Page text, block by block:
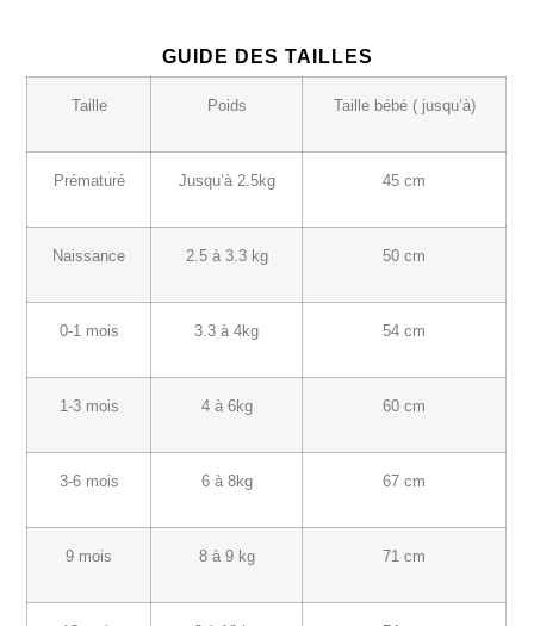
GUIDE DES TAILLES
Taille Poids Taille bébé ( jusqu’à)
Prématuré Jusqu’à 2.5kg 45 cm
Naissance 2.5 à 3.3 kg 50 cm
0-1 mois 3.3 à 4kg 54 cm
1-3 mois 4 à 6kg 60 cm
3-6 mois 6 à 8kg 67 cm
9 mois 8 à 9 kg 71 cm